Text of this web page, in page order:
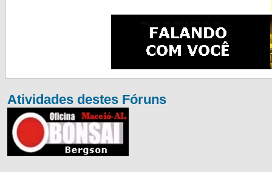
Atividades destes Fóruns